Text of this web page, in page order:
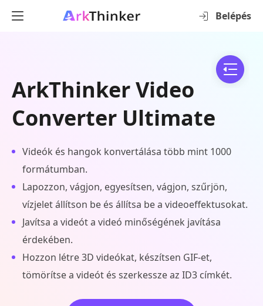
Belépés
ArkThinker Video
Converter Ultimate
Videók és hangok konvertálása több mint 1000
formátumban.
Lapozzon, vágjon, egyesítsen, vágjon, szűrjön,
vízjelet állítson be és állítsa be a videoeffektusokat.
Javítsa a videót a videó minőségének javítása
érdekében.
Hozzon létre 3D videókat, készítsen GIF-et,
tömörítse a videót és szerkessze az ID3 címkét.